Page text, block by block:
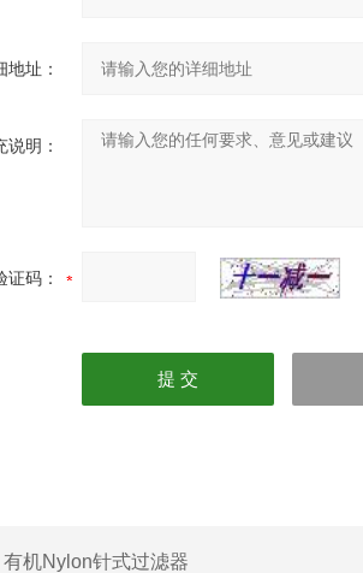
地址：
说明：
证码：
有机Nylon针式过滤器